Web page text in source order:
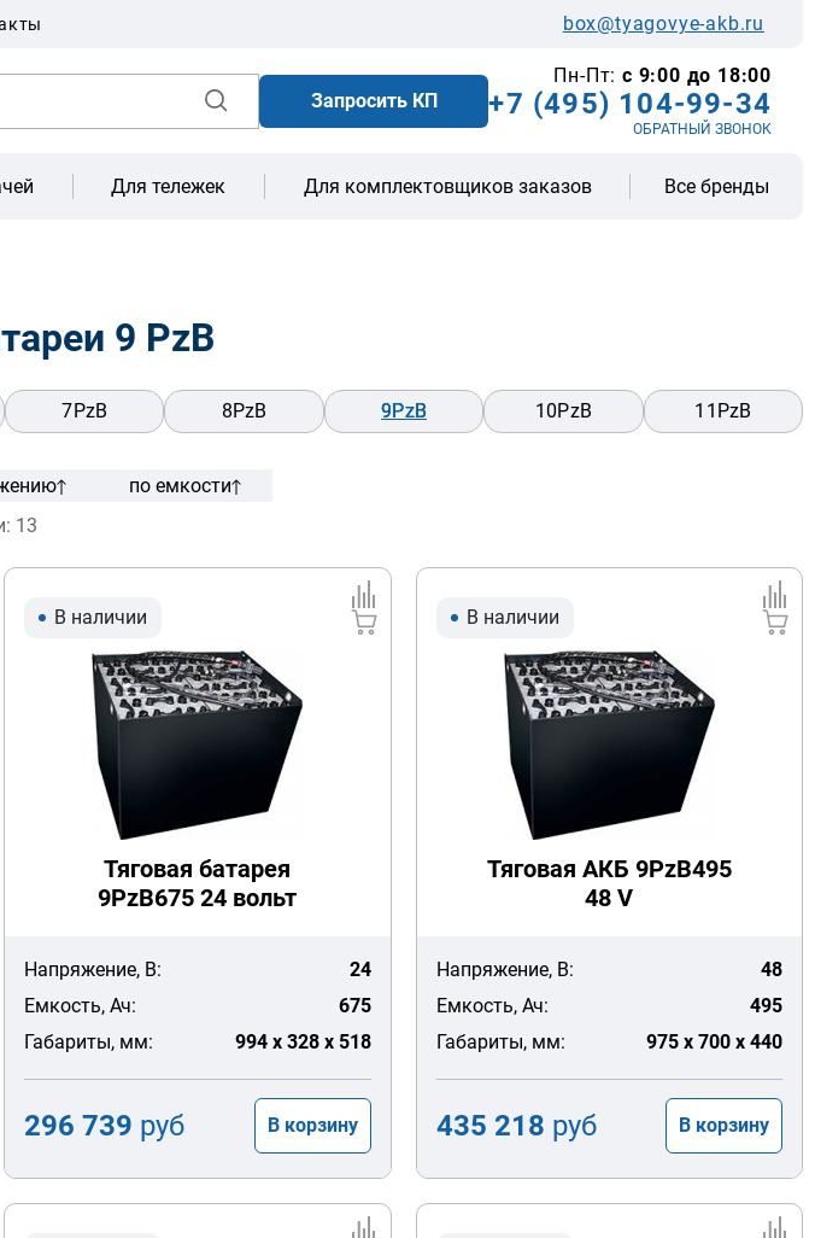
box@tyagovye-akb.ru
Запросить КП
Пн-Пт: с 9:00 до 18:00
+7 (495) 104-99-34
ОБРАТНЫЙ ЗВОНОК
Для тележек Для комплектовщиков заказов Все бренды
9 PzB
7PzB 8PzB 9PzB 10PzB 11PzB
по емкости
13
В наличии
Тяговая батарея
9PzB675 24 вольт
Напряжение, В:
24
Емкость, Ач:
675
Габариты, мм:
994 x 328 x 518
296 739 руб В корзину
В наличии
Тяговая АКБ 9PzB495
48 V
Напряжение, В:
48
Емкость, Ач:
495
Габариты, мм:
975 x 700 x 440
435 218 руб В корзину